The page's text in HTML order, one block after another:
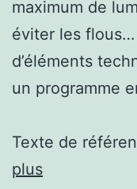
maximum de
éviter les
d’éléments
un programme
Texte de
plus